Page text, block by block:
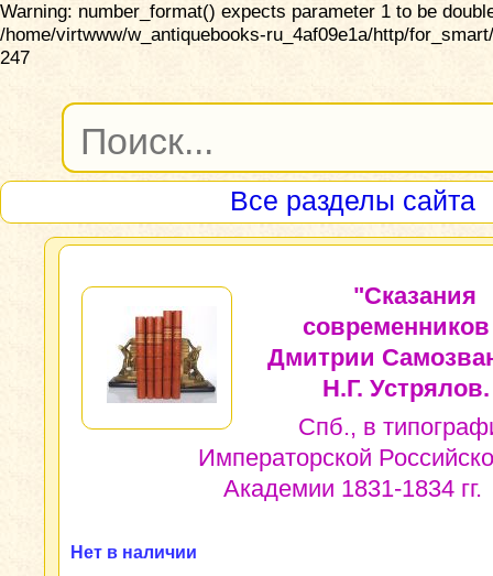
Warning: number_format() expects parameter 1 to be
/home/virtwww/w_antiquebooks-ru_4af09e1a/http/
247
Все разделы сайта
"Сказания
Дмитрии
Н.Г. Устрялов.
Спб., в
Императорской
Академии 1831-1834 гг.
Нет в наличии